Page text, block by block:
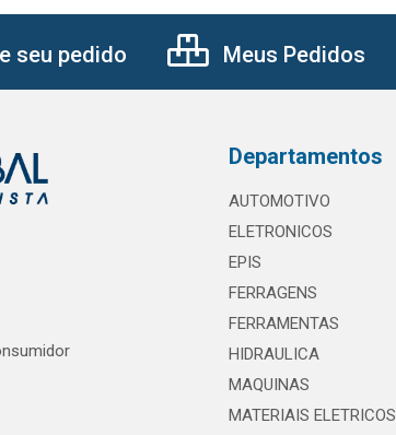
seu pedido Meus Pedidos
Departamentos
AUTOMOTIVO
ELETRONICOS
EPIS
FERRAGENS
FERRAMENTAS
HIDRAULICA
MAQUINAS
MATERIAIS ELETRICOS